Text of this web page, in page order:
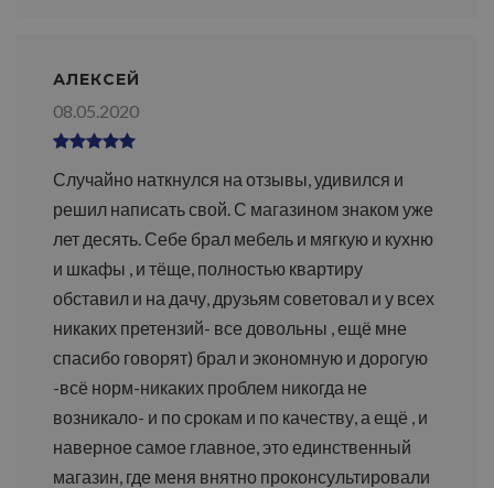
АЛЕКСЕЙ
08.05.2020
Случайно наткнулся на отзывы, удивился и
решил написать свой. С магазином знаком уже
лет десять. Себе брал мебель и мягкую и кухню
и шкафы , и тёще, полностью квартиру
обставил и на дачу, друзьям советовал и у всех
никаких претензий- все довольны , ещё мне
спасибо говорят) брал и экономную и дорогую
-всё норм-никаких проблем никогда не
возникало- и по срокам и по качеству, а ещё , и
наверное самое главное, это единственный
магазин, где меня внятно проконсультировали